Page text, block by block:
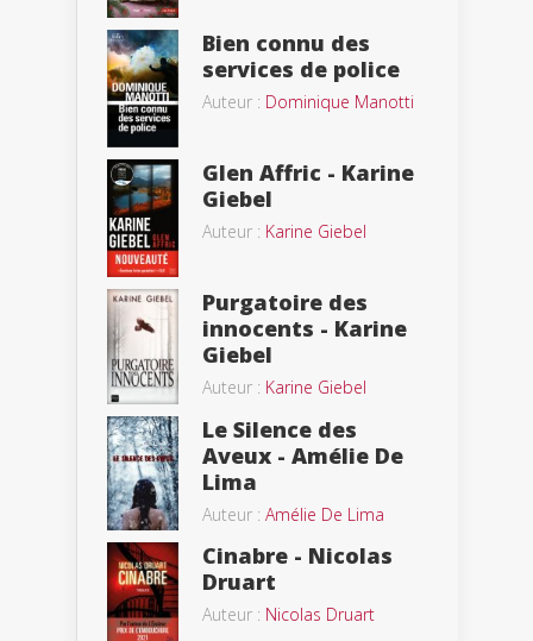
Bien connu des
services de police
Auteur : Dominique Manotti
Glen Affric - Karine
Giebel
Auteur : Karine Giebel
Purgatoire des
innocents - Karine
Giebel
Auteur : Karine Giebel
Le Silence des
Aveux - Amélie De
Lima
Auteur : Amélie De Lima
Cinabre - Nicolas
Druart
Auteur : Nicolas Druart